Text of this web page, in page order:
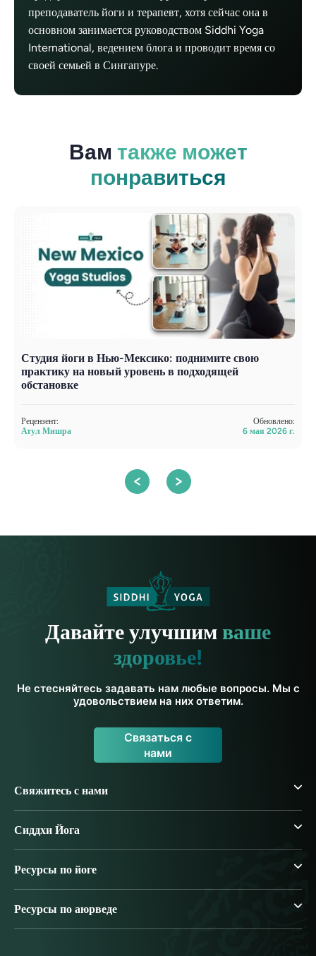
преподаватель йоги и терапевт, хотя сейчас она в
основном занимается руководством Siddhi Yoga
International, ведением блога и проводит время со
своей семьей в Сингапуре.
Вам также может
понравиться
Студия йоги в Нью-Мексико: поднимите свою
практику на новый уровень в подходящей
обстановке
Рецензент:
Атул Мишра
Обновлено:
6 мая 2026 г.
Давайте улучшимваше
здоровье!
Не стесняйтесь задавать нам любые вопросы. Мы с
удовольствием на них ответим.
Связаться с
нами
Свяжитесь с нами
Сиддхи Йога
Ресурсы по йоге
Ресурсы по аюрведе